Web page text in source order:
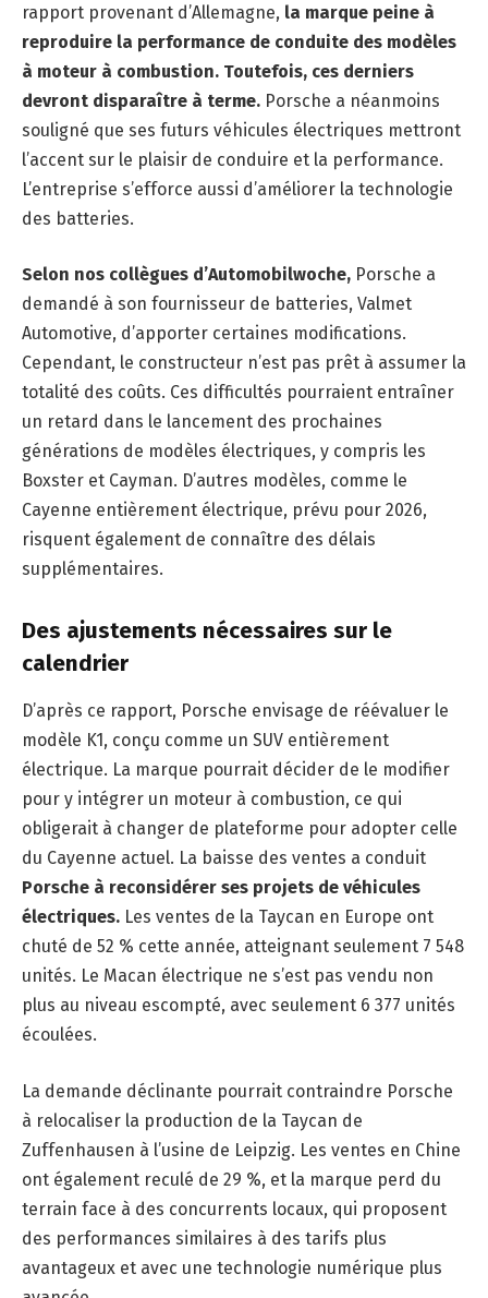
rapport provenant d’Allemagne, la marque peine à
reproduire la performance de conduite des modèles
à moteur à combustion. Toutefois, ces derniers
devront disparaître à terme. Porsche a néanmoins
souligné que ses futurs véhicules électriques mettront
l’accent sur le plaisir de conduire et la performance.
L’entreprise s’efforce aussi d’améliorer la technologie
des batteries.
Selon nos collègues d’Automobilwoche, Porsche a
demandé à son fournisseur de batteries, Valmet
Automotive, d’apporter certaines modifications.
Cependant, le constructeur n’est pas prêt à assumer la
totalité des coûts. Ces difficultés pourraient entraîner
un retard dans le lancement des prochaines
générations de modèles électriques, y compris les
Boxster et Cayman. D’autres modèles, comme le
Cayenne entièrement électrique, prévu pour 2026,
risquent également de connaître des délais
supplémentaires.
Des ajustements nécessaires sur le
calendrier
D’après ce rapport, Porsche envisage de réévaluer le
modèle K1, conçu comme un SUV entièrement
électrique. La marque pourrait décider de le modifier
pour y intégrer un moteur à combustion, ce qui
obligerait à changer de plateforme pour adopter celle
du Cayenne actuel. La baisse des ventes a conduit
Porsche à reconsidérer ses projets de véhicules
électriques. Les ventes de la Taycan en Europe ont
chuté de 52 % cette année, atteignant seulement 7 548
unités. Le Macan électrique ne s’est pas vendu non
plus au niveau escompté, avec seulement 6 377 unités
écoulées.
La demande déclinante pourrait contraindre Porsche
à relocaliser la production de la Taycan de
Zuffenhausen à l’usine de Leipzig. Les ventes en Chine
ont également reculé de 29 %, et la marque perd du
terrain face à des concurrents locaux, qui proposent
des performances similaires à des tarifs plus
avantageux et avec une technologie numérique plus